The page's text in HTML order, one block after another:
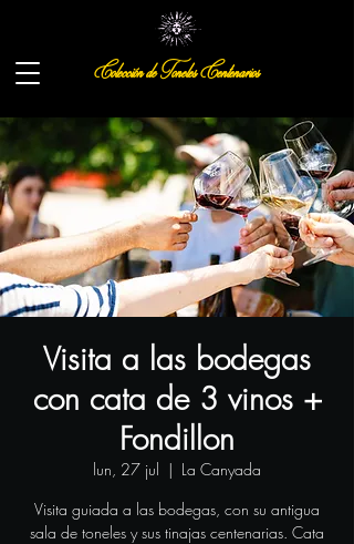
Colección de Toneles Centenarios
Visita a las bodegas
con cata de 3 vinos +
Fondillon
lun, 27 jul
  |
La Canyada
Visita guiada a las bodegas, con su antigua
sala de toneles y sus tinajas centenarias. Cata